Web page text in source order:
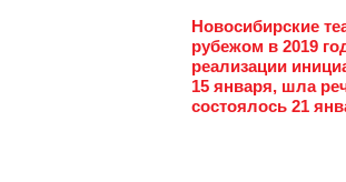
Новосибирские
рубежом в 2019
реализации
15 января, шла
состоялось 21